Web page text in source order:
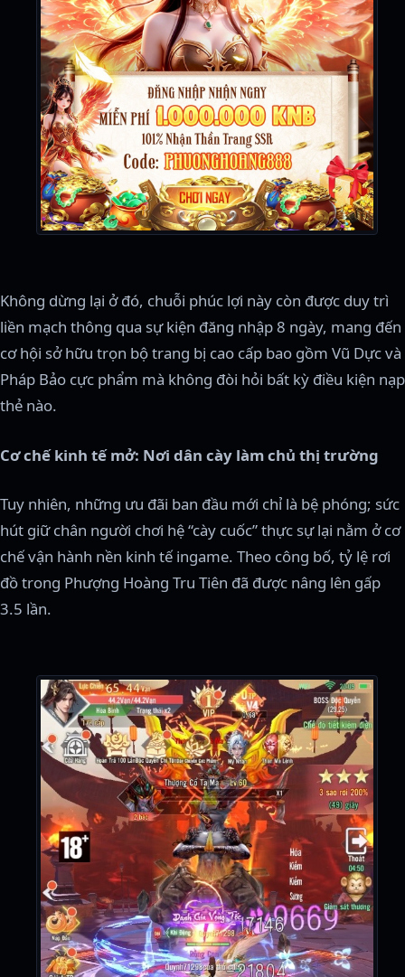
Không dừng lại ở đó, chuỗi phúc lợi này còn được duy trì
liền mạch thông qua sự kiện đăng nhập 8 ngày, mang đến
cơ hội sở hữu trọn bộ trang bị cao cấp bao gồm Vũ Dực và
Pháp Bảo cực phẩm mà không đòi hỏi bất kỳ điều kiện nạp
thẻ nào.
Cơ chế kinh tế mở: Nơi dân cày làm chủ thị trường
Tuy nhiên, những ưu đãi ban đầu mới chỉ là bệ phóng; sức
hút giữ chân người chơi hệ “cày cuốc” thực sự lại nằm ở cơ
chế vận hành nền kinh tế ingame. Theo công bố, tỷ lệ rơi
đồ trong Phượng Hoàng Tru Tiên đã được nâng lên gấp
3.5 lần.